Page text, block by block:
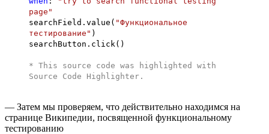
page"
searchField.value( "Функциональное
тестирование" )
searchButton.click()
* This source code was highlighted with
Source Code Highlighter .
— Затем мы проверяем, что действительно находимся на
странице Википедии, посвященной функциональному
тестированию